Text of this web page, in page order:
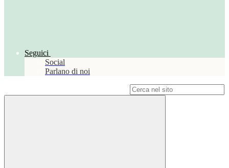
Seguici
Social
Parlano di noi